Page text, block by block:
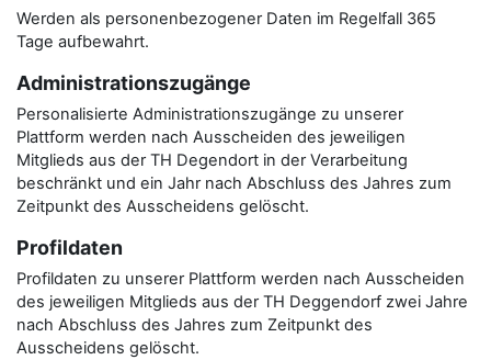
Werden als personenbezogener Daten im Regelfall 365
Tage aufbewahrt.
Administrationszugänge
Personalisierte Administrationszugänge zu unserer
Plattform werden nach Ausscheiden des jeweiligen
Mitglieds aus der TH Degendort in der Verarbeitung
beschränkt und ein Jahr nach Abschluss des Jahres zum
Zeitpunkt des Ausscheidens gelöscht.
Profildaten
Profildaten zu unserer Plattform werden nach Ausscheiden
des jeweiligen Mitglieds aus der TH Deggendorf zwei Jahre
nach Abschluss des Jahres zum Zeitpunkt des
Ausscheidens gelöscht.